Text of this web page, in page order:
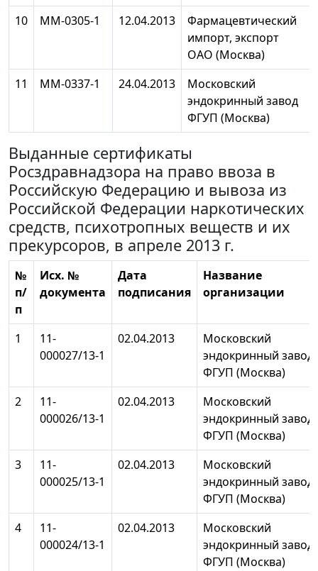
10 ММ-0305-1 12.04.2013
Фармацевтический
импорт, экспорт
ОАО (Москва)
11
МM-0337-1 24.04.2013
Московский
эндокринный завод
ФГУП (Москва)
Выданные сертификаты
Росздравнадзора на право ввоза в
Российскую Федерацию и вывоза из
Российской Федерации наркотических
средств, психотропных веществ и их
прекурсоров, в апреле 2013 г.
№
п/
п
Исх. №
документа
Дата
подписания
Название
организации
1
11-
000027/13-1
02.04.2013
Московский
эндокринный завод
ФГУП (Москва)
2
11-
000026/13-1
02.04.2013
Московский
эндокринный завод
ФГУП (Москва)
3
11-
000025/13-1
02.04.2013
Московский
эндокринный завод
ФГУП (Москва)
4
11-
000024/13-1
02.04.2013
Московский
эндокринный завод
ФГУП (Москва)